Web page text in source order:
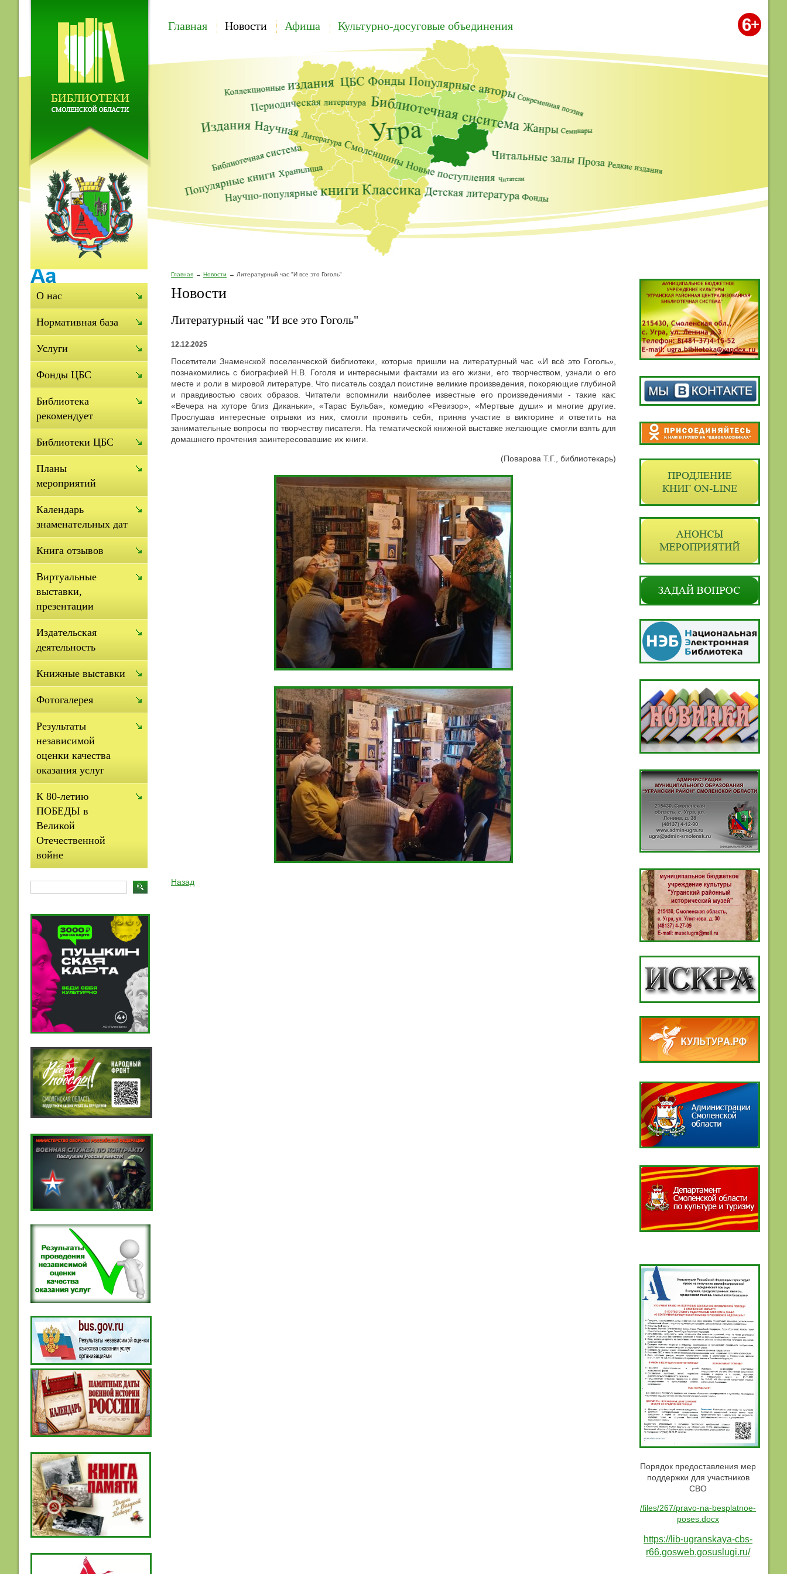
Главная Новости Афиша Культурно-досуговые объединения
Главная Новости Литературный час "И все это Гоголь"
Новости
Литературный час "И все это Гоголь"
12.12.2025
Посетители Знаменской поселенческой библиотеки, которые пришли на литературный час «И всё это Гоголь»,
познакомились с биографией Н.В. Гоголя и интересными фактами из его жизни, его творчеством, узнали о его
месте и роли в мировой литературе. Что писатель создал поистине великие произведения, покоряющие глубиной
и правдивостью своих образов. Читатели вспомнили наиболее известные его произведениями - такие как:
«Вечера на хуторе близ Диканьки», «Тарас Бульба», комедию «Ревизор», «Мертвые души» и многие другие.
Прослушав интересные отрывки из них, смогли проявить себя, приняв участие в викторине и ответить на
занимательные вопросы по творчеству писателя. На тематической книжной выставке желающие смогли взять для
домашнего прочтения заинтересовавшие их книги.
(Поварова Т.Г., библиотекарь)
Назад
О нас
Нормативная база
Услуги
Фонды ЦБС
Библиотека
рекомендует
Библиотеки ЦБС
Планы
мероприятий
Календарь
знаменательных дат
Книга отзывов
Виртуальные
выставки,
презентации
Издательская
деятельность
Книжные выставки
Фотогалерея
Результаты
независимой
оценки качества
оказания услуг
К 80-летию
ПОБЕДЫ в
Великой
Отечественной
войне
Порядок предоставления мер
поддержки для участников
СВО
/files/267/pravo-na-besplatnoe-
poses.docx
https://lib-ugranskaya-cbs-
r66.gosweb.gosuslugi.ru/